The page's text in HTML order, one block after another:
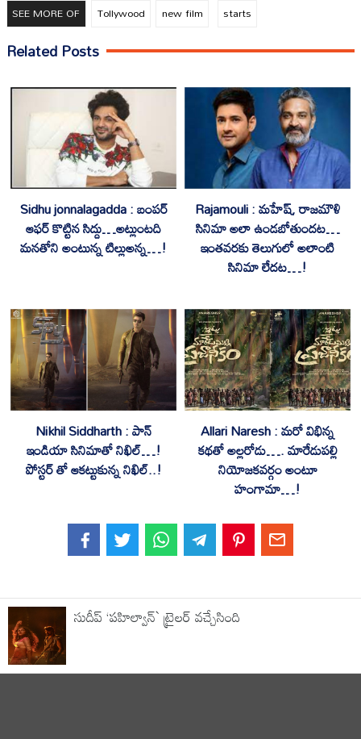
SEE MORE OF Tollywood new film starts
Related Posts
Sidhu jonnalagadda : బంపర్
ఆఫర్ కొట్టిన సిద్దు…అట్లుంటది
మనతోని అంటున్న టిల్లుఅన్న…!
Rajamouli : మహేష్, రాజమౌళి
సినిమా అలా ఉండబోతుందట…
ఇంతవరకు తెలుగులో అలాంటి
సినిమా లేదట…!
Nikhil Siddharth : పాన్
ఇండియా సినిమాతో నిఖిల్…!
పోస్టర్ తో ఆకట్టుకున్న నిఖిల్..!
Allari Naresh : మరో విభిన్న
కథతో అల్లరోడు…. మారేడుపల్లి
నియోజకవర్గం అంటూ
హంగామా…!
సుదీప్ ‘పహిల్వాన్` ట్రైల‌ర్ వచ్చేసింది